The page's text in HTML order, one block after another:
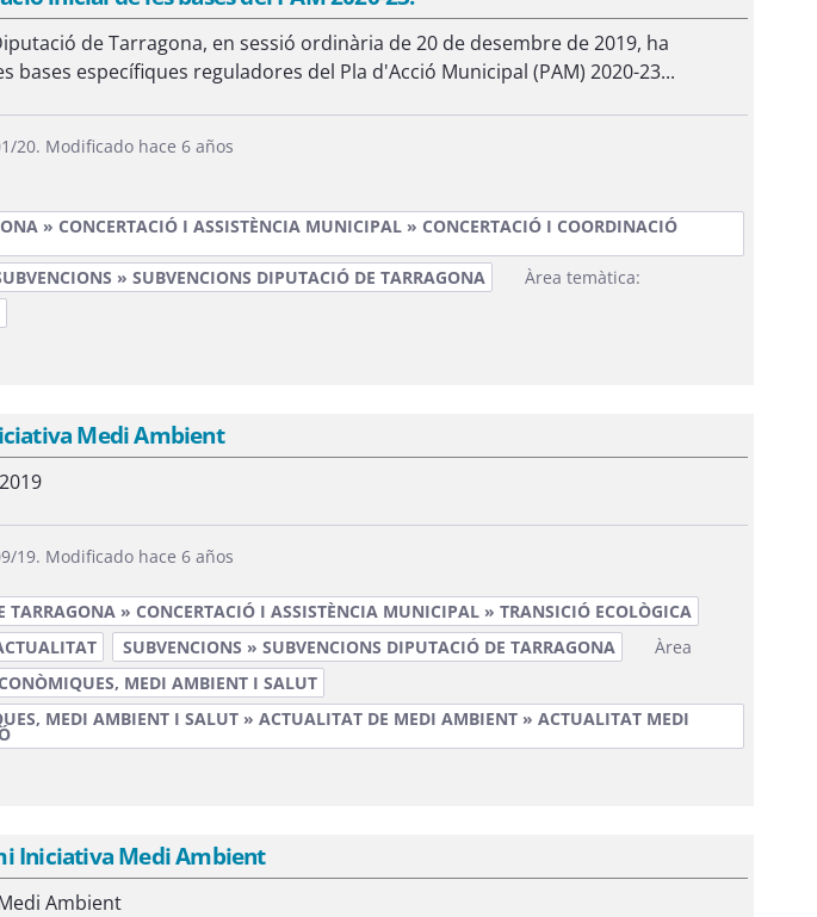
de Tarragona, en sessió ordinària de 20 de desembre de 2019, ha
bases específiques reguladores del Pla d'Acció Municipal (PAM) 2020-23...
20. Modificado hace 6 años
» CONCERTACIÓ I ASSISTÈNCIA MUNICIPAL » CONCERTACIÓ I COORDINACIÓ
» SUBVENCIONS DIPUTACIÓ DE TARRAGONA
Àrea temàtica:
Medi Ambient
19. Modificado hace 6 años
TARRAGONA » CONCERTACIÓ I ASSISTÈNCIA MUNICIPAL » TRANSICIÓ ECOLÒGICA
SUBVENCIONS » SUBVENCIONS DIPUTACIÓ DE TARRAGONA
Àrea
MEDI AMBIENT I SALUT
MEDI AMBIENT I SALUT » ACTUALITAT DE MEDI AMBIENT » ACTUALITAT MEDI
Iniciativa Medi Ambient
Ambient